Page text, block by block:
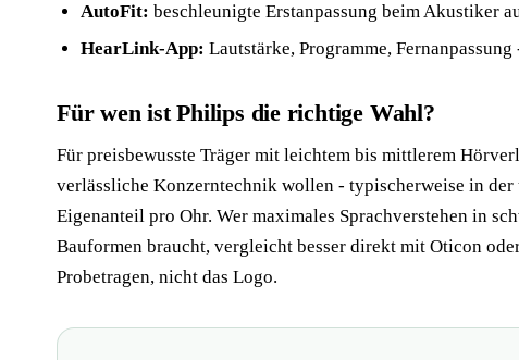
AutoFit: beschleunigte Erstanpassung beim Akustiker
HearLink-App: Lautstärke, Programme,
Für wen ist Philips die richtige Wahl?
Für preisbewusste Träger mit leichtem bis mittlerem
verlässliche Konzerntechnik wollen - typischerweise in
Eigenanteil pro Ohr. Wer maximales Sprachverstehen in
Bauformen braucht, vergleicht besser direkt mit Oticon
Probetragen, nicht das Logo.